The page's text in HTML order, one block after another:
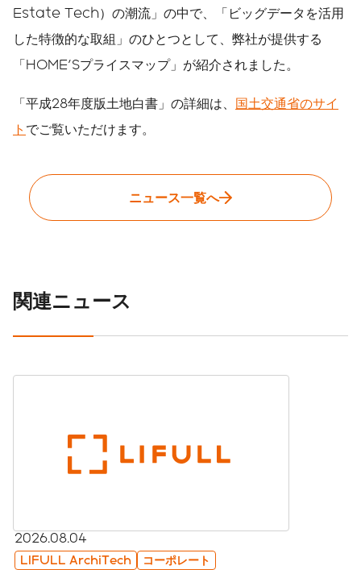
Estate Tech）の潮流」の中で、「ビッグデータを活用
した特徴的な取組」のひとつとして、弊社が提供する
「HOME'Sプライスマップ」が紹介されました。
「平成28年度版土地白書」の詳細は、 国土交通省のサイ
ト でご覧いただけます。
ニュース一覧へ
関連ニュース
2026.08.04
LIFULL ArchiTech コーポレート